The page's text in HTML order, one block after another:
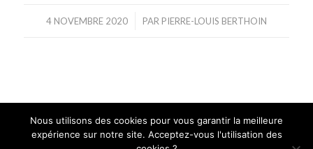
4 NOVEMBRE 2020
/ PAR PIERRE-LOUIS BERTHOIN
©Copyright. GAIA MINI SYSTEMES | Tous droits réservés |Mentions
Nous utilisons des cookies pour vous garantir la meilleure
expérience sur notre site. Acceptez-vous l'utilisation des